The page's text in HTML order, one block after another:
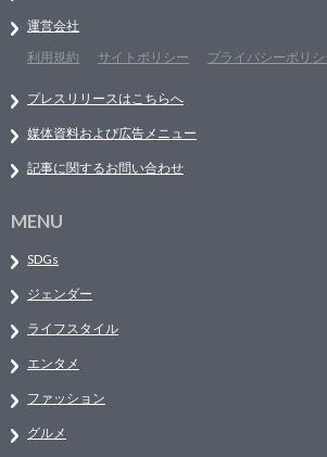
運営会社
利用規約
サイトポリシー プライバシーポリシ
プレスリリースはこちらへ
媒体資料および広告メニュー
記事に関するお問い合わせ
MENU
SDGs
ジェンダー
ライフスタイル
エンタメ
ファッション
グルメ